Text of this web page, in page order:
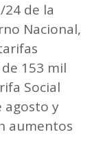
24 de la
Nacional,
153 mil
Social
agosto y
aumentos